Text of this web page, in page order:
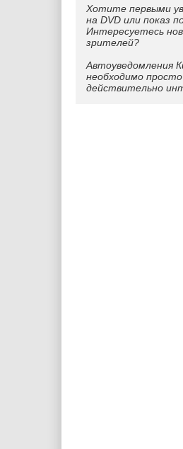
Хотите первыми
на DVD или показ
Интересуетесь
зрителей?
Автоуведомления
необходимо
действительно